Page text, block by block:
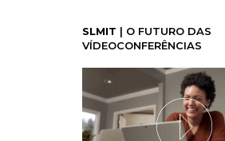
SLMIT | O FUTURO DAS
VÍDEOCONFERÊNCIAS